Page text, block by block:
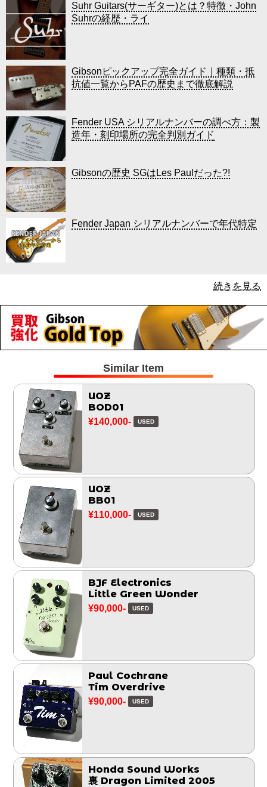
Suhr Guitars(サーギター)とは？特徴・John
Suhrの経歴・ライ
Gibsonピックアップ完全ガイド｜種類・抵
抗値一覧からPAFの歴史まで徹底解説
Fender USA シリアルナンバーの調べ方：製
造年・刻印場所の完全判別ガイド
Gibsonの歴史 SGはLes Paulだった?!
Fender Japan シリアルナンバーで年代特定
続きを見る
Similar Item
UOZ
BOD01
¥140,000- USED
UOZ
BB01
¥110,000- USED
BJF Electronics
Little Green Wonder
¥90,000- USED
Paul Cochrane
Tim Overdrive
¥90,000- USED
Honda Sound Works
裏 Dragon Limited 2005